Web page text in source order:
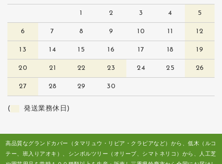
1 2 3 4 5
6 7 8 9 10 11 12
13 14 15 16 17 18 19
20 21 22 23 24 25 26
27 28 29 30
( 発送業務休日)
高品質なグランドカバー（タマリュウ・リピア・クラピアなど）から、低木（ルコ
テー、班入りアオキ）、シンボルツリー（オリーブ、シマトネリコ）から、人工芝